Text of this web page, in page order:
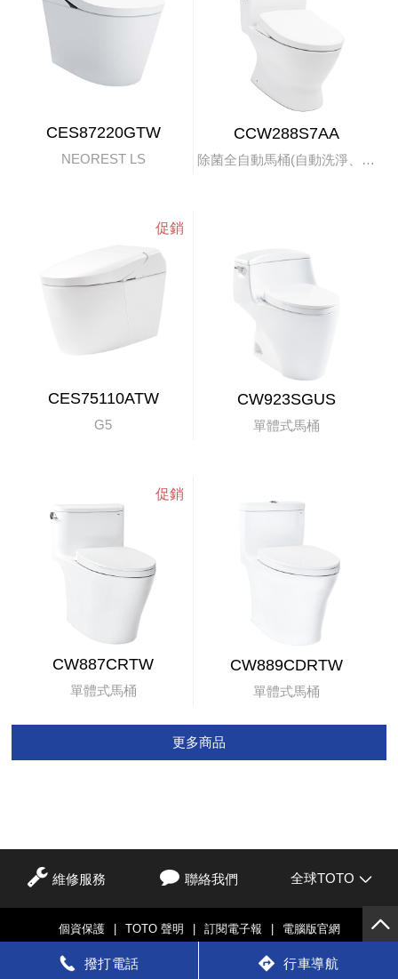
CES87220GTW
NEOREST LS
CCW288S7AA
除菌全自動馬桶(自動洗淨、掀蓋)
CES75110ATW
G5
CW923SGUS
單體式馬桶
CW887CRTW
單體式馬桶
CW889CDRTW
單體式馬桶
更多商品
撥打電話 行車導航
維修服務 聯絡我們 全球TOTO
個資保護 TOTO 聲明 訂閱電子報 電腦版官網
© TOTO LTD.